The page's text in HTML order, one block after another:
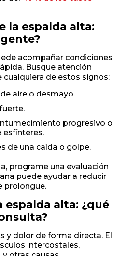
la espalda alta:
acompañar condiciones
Busque atención
de estos signos:
aire o desmayo.
progresivo o
esfínteres.
de una caída o golpe.
programe una evaluación
puede ayudar a reducir
prolongue.
espalda alta: ¿qué
y dolor de forma directa. El
intercostales,